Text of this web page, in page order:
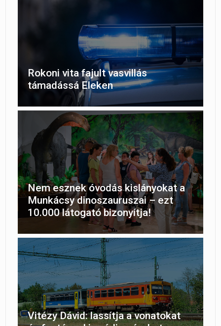
Rokoni vita fajult vasvillás
támadássá Eleken
Nem esznek óvodás kislányokat a
Munkácsy dinoszauruszai – ezt
10.000 látogató bizonyítja!
Vitézy Dávid: lassítja a vonatokat